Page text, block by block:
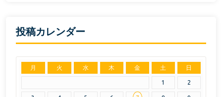
投稿カレンダー
月 火 水 木 金 土 日
1 2